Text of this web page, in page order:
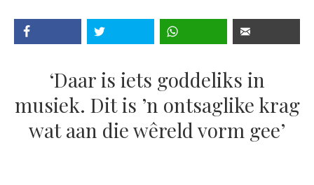
‘Daar is iets goddeliks in
musiek. Dit is ’n ontsaglike krag
wat aan die wêreld vorm gee’